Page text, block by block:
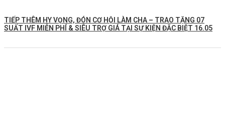
TIẾP THÊM HY VỌNG, ĐÓN CƠ HỘI LÀM CHA – TRAO TẶNG 07
SUẤT IVF MIỄN PHÍ & SIÊU TRỢ GIÁ TẠI SỰ KIỆN ĐẶC BIỆT 16.05